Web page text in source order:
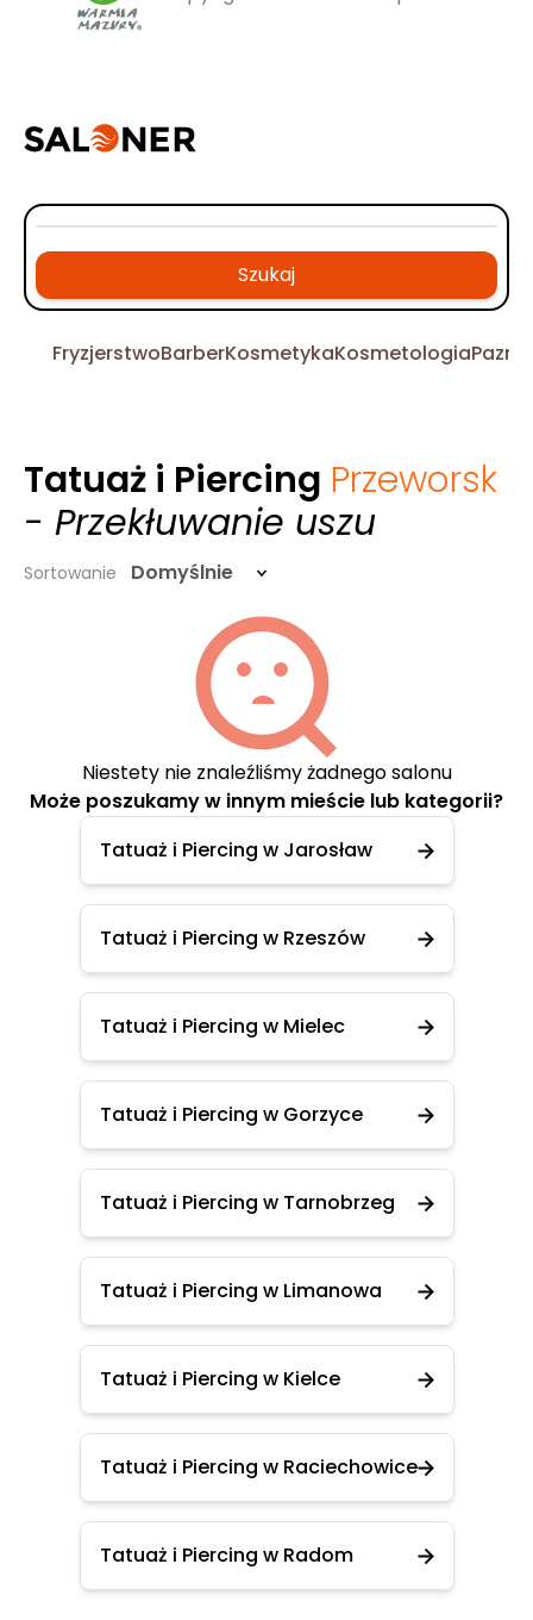
Szukaj
FryzjerstwoBarberKosmetykaKosmetologia
Tatuaż i Piercing Przeworsk
- Przekłuwanie uszu
Sortowanie Domyślnie
Niestety nie znaleźliśmy żadnego salonu
Może poszukamy w innym mieście lub kategorii?
Tatuaż i Piercing w Jarosław
Tatuaż i Piercing w Rzeszów
Tatuaż i Piercing w Mielec
Tatuaż i Piercing w Gorzyce
Tatuaż i Piercing w Tarnobrzeg
Tatuaż i Piercing w Limanowa
Tatuaż i Piercing w Kielce
Tatuaż i Piercing w Raciechowice
Tatuaż i Piercing w Radom